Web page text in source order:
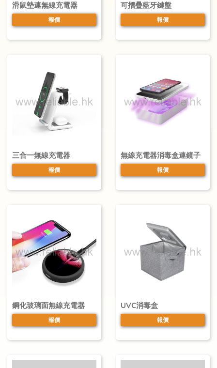
滑鼠墊連無線充電器
報價
可摺疊藍牙鍵盤
報價
三合一無線充電器
報價
無線充電器消毒盒連鏡子
報價
鋼化玻璃面無線充電器
報價
UVC消毒盒
報價